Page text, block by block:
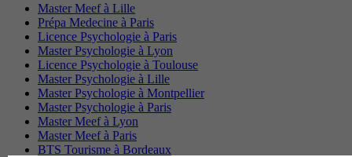
Master Meef à Lille
Prépa Medecine à Paris
Licence Psychologie à Paris
Master Psychologie à Lyon
Licence Psychologie à Toulouse
Master Psychologie à Lille
Master Psychologie à Montpellier
Master Psychologie à Paris
Master Meef à Lyon
Master Meef à Paris
BTS Tourisme à Bordeaux